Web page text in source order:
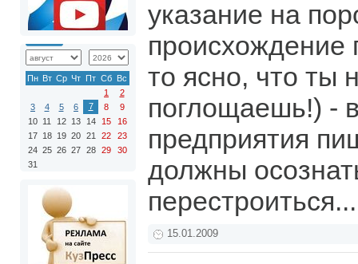
Пн Вт Ср Чт Пт Сб Вс
1
2
3
4 5 6 7 8
9
10 11 12 13 14 15
16
17 18 19 20 21 22
23
24 25 26 27 28 29
30
31
указание на
происхождение
то ясно, что ты
поглощаешь!) -
предприятия
должны
15.01.2009